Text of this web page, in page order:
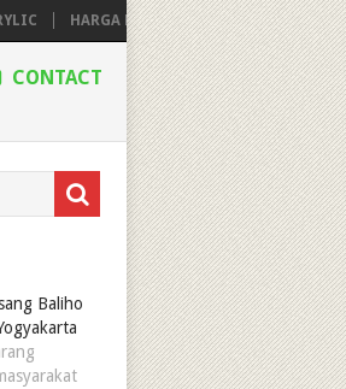
PASANG IKLAN VIDEOTRON
CONTACT
Baliho